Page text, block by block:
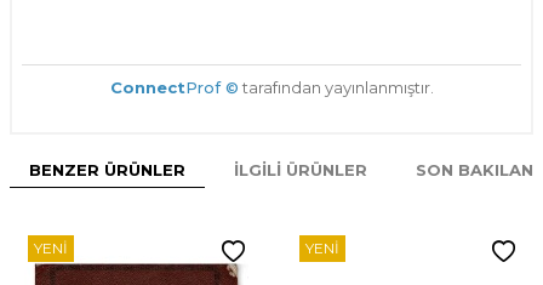
ConnectProf © tarafından yayınlanmıştır.
BENZER ÜRÜNLER İLGILI ÜRÜNLER SON
YENI YENI